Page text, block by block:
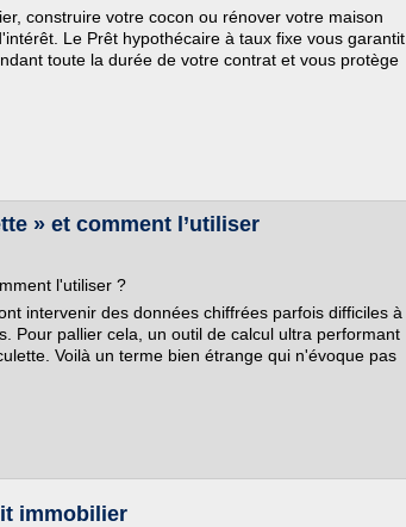
construire votre cocon ou rénover votre maison
Le Prêt hypothécaire à taux fixe vous garantit
toute la durée de votre contrat et vous protège
» et comment l’utiliser
l'utiliser ?
intervenir des données chiffrées parfois difficiles à
Pour pallier cela, un outil de calcul ultra performant
Voilà un terme bien étrange qui n'évoque pas
immobilier